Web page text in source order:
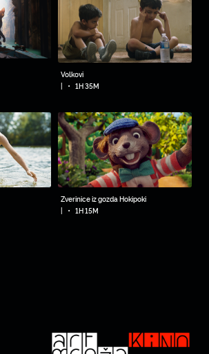
Volkovi
|
• 1H 35M
Zverinice iz gozda Hokipoki
• 1H 15M